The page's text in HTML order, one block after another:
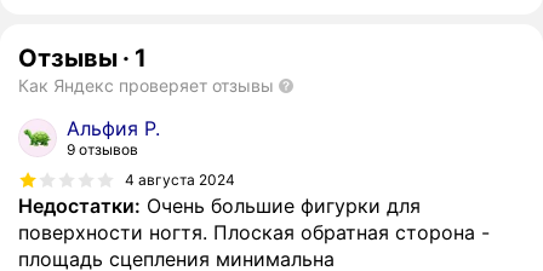
Отзывы · 1
Как Яндекс проверяет отзывы
Альфия Р.
9 отзывов
4 августа 2024
Недостатки: Очень большие фигурки для
поверхности ногтя. Плоская обратная сторона -
площадь сцепления минимальна